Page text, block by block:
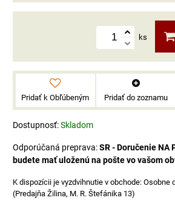
ks
Pridať k Obľúbeným Pridať do zoznamu
Dostupnosť:Skladom
SR - Doručenie NA
budete mať uloženú na pošte vo vašom
Osobne
(Predajňa Žilina, M. R. Štefánika 13)